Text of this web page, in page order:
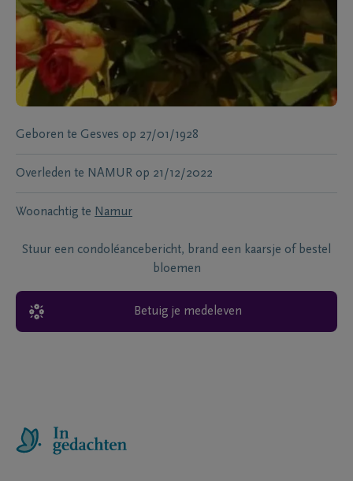
Geboren te Gesves op 27/01/1928
Overleden te NAMUR op 21/12/2022
Woonachtig te Namur
Stuur een condoléancebericht, brand een kaarsje of bestel
bloemen
Betuig je medeleven